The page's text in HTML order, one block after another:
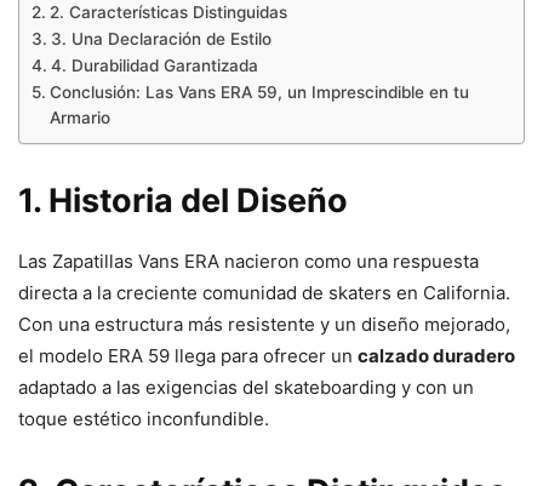
2. Características Distinguidas
3. Una Declaración de Estilo
4. Durabilidad Garantizada
Conclusión: Las Vans ERA 59, un Imprescindible en tu
Armario
1. Historia del Diseño
Las Zapatillas Vans ERA nacieron como una respuesta
directa a la creciente comunidad de skaters en California.
Con una estructura más resistente y un diseño mejorado,
el modelo ERA 59 llega para ofrecer un calzado duradero
adaptado a las exigencias del skateboarding y con un
toque estético inconfundible.